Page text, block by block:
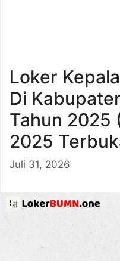
Loker
Di
Tahun 2025
2025
Juli 31, 2026